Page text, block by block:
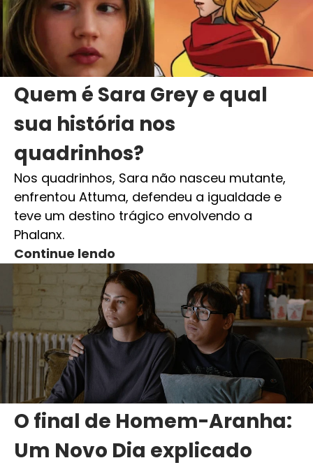
Quem é Sara Grey e qual
sua história nos
quadrinhos?
Nos quadrinhos, Sara não nasceu mutante,
enfrentou Attuma, defendeu a igualdade e
teve um destino trágico envolvendo a
Phalanx.
Continue lendo
O final de Homem-Aranha:
Um Novo Dia explicado